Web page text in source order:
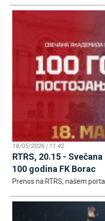
18/05/2026 | 11:42
RTRS, 20.15 -
100 godina FK Borac
Prenos na RTRS, našem